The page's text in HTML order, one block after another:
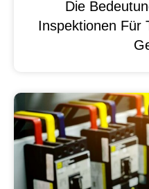
Die
Inspektionen Für